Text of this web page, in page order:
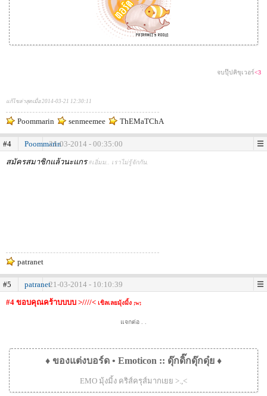
จบปุ๊ปคิขุเวอร์<3
แก้ไขล่าสุดเมื่อ 2014-03-21 12:30:11
Poommarin senmeemee ThEMaTChA
#4 Poommarin21-03-2014 - 00:35:00
สมัครสมาชิกแล้วนะแกร#เอิ่มม.. เราไม่รู้จักกัน.
patranet
#5 patranet21-03-2014 - 10:10:39
#4 ขอบคุณคร้าบบบบ >////< เขิลเลยมุ้งมิ้ง ;w;
แจกต่อ . .
♦ ของแต่งบอร์ด • Emoticon :: ดุ๊กดิ๊กดุ๊กดุ๋ย ♦
EMO มุ้งมิ้ง คริส์ครุส์มากเยย >.,<